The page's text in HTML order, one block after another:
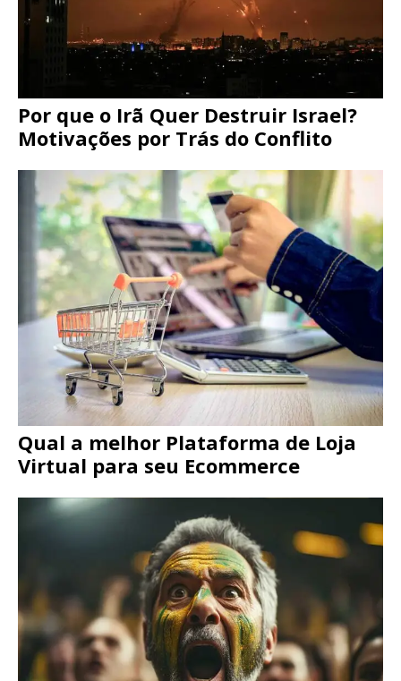
Por que o Irã Quer Destruir Israel?
Motivações por Trás do Conflito
Qual a melhor Plataforma de Loja
Virtual para seu Ecommerce